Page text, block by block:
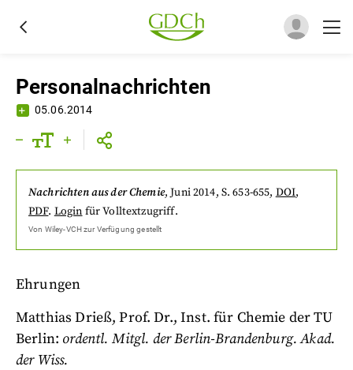
Personalnachrichten
05.06.2014
Nachrichten aus der Chemie,Juni 2014, S. 653-655, DOI,
PDF. Login für Volltextzugriff.
Von Wiley-VCHzur Verfügung gestellt
Ehrungen
Matthias Drieß, Prof. Dr., Inst. für Chemie der TU
Berlin: ordentl. Mitgl. der Berlin-Brandenburg. Akad.
der Wiss.